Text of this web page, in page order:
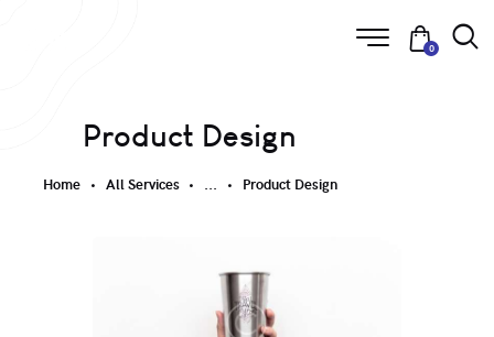
0
Product Design
Home All Services ... Product Design